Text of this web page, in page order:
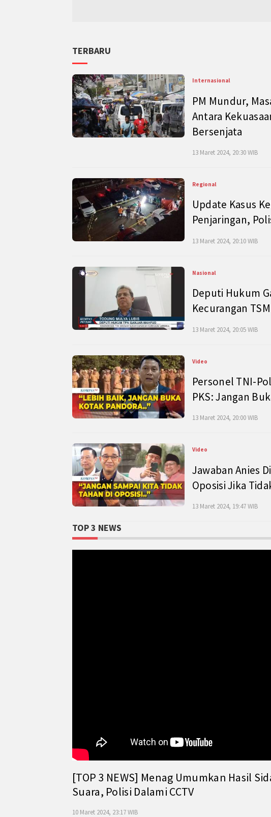
TERBARU
Internasional
PM Mundur,
Antara
Bersenjata
13 Maret 2024, 20:30 WIB
Regional
Update Kasus
Penjaringan,
13 Maret 2024, 20:10 WIB
Nasional
Deputi Hukum
Kecurangan
13 Maret 2024, 20:05 WIB
Video
Personel TNI-
PKS: Jangan
13 Maret 2024, 20:00 WIB
Video
Jawaban Anies
Oposisi Jika
13 Maret 2024, 19:47 WIB
TOP 3 NEWS
[TOP 3 NEWS] Menag Umumkan Hasil
Suara, Polisi Dalami CCTV
10 Maret 2024, 23:17 WIB